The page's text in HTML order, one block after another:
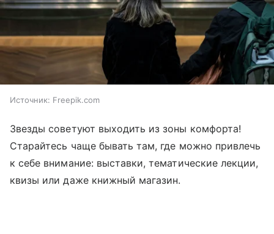
Источник: Freepik.com
Звезды советуют выходить из зоны комфорта!
Старайтесь чаще бывать там, где можно привлечь
к себе внимание: выставки, тематические лекции,
квизы или даже книжный магазин.